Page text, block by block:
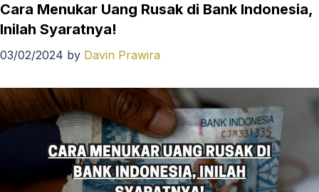
Cara Menukar Uang Rusak di Bank Indonesia,
Inilah Syaratnya!
03/02/2024 by Davin Prawira